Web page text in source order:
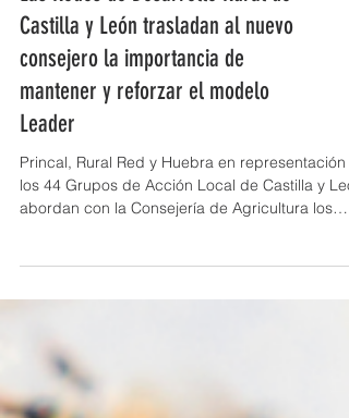
Las Redes de Desarrollo Rural de
Castilla y León trasladan al nuevo
consejero la importancia de
mantener y reforzar el modelo
retos del desarrollo rural y la necesidad de
apoyando herramientas que generan
oportunidades en los territorios. Las redes de